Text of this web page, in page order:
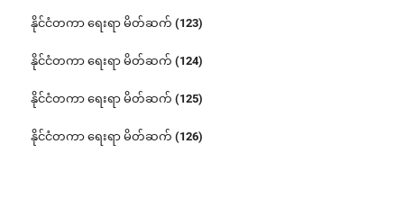
နိုင်ငံတကာ ရေးရာ မိတ်ဆက် (123)
နိုင်ငံတကာ ရေးရာ မိတ်ဆက် (124)
နိုင်ငံတကာ ရေးရာ မိတ်ဆက် (125)
နိုင်ငံတကာ ရေးရာ မိတ်ဆက် (126)